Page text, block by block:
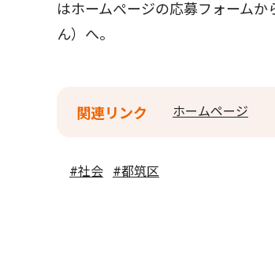
はホームぺージの応募フォーム
ん）へ。
関連リンク ホームページ
#社会 #都筑区